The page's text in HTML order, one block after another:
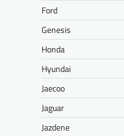
Ford
Genesis
Honda
Hyundai
Jaecoo
Jaguar
Jazdene